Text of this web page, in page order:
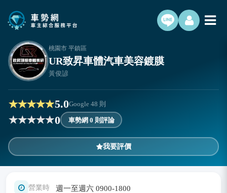
桃園市 平鎮區
UR致昇車體汽車美容鍍膜
黃俊諺
5.0Google 48 則
0 車勢網 0 則評論
我要評價
營業時
週一至週六 0900-1800